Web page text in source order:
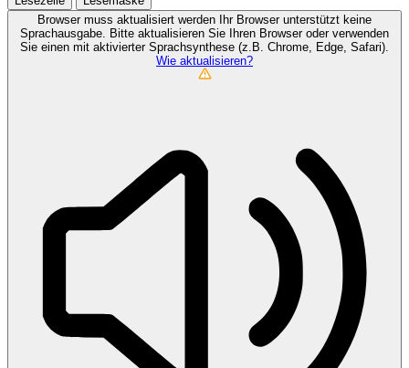
Browser muss aktualisiert werden
Ihr Browser unterstützt keine
Sprachausgabe. Bitte aktualisieren Sie Ihren Browser oder verwenden
Sie einen mit aktivierter Sprachsynthese (z.B. Chrome, Edge, Safari).
Wie aktualisieren?